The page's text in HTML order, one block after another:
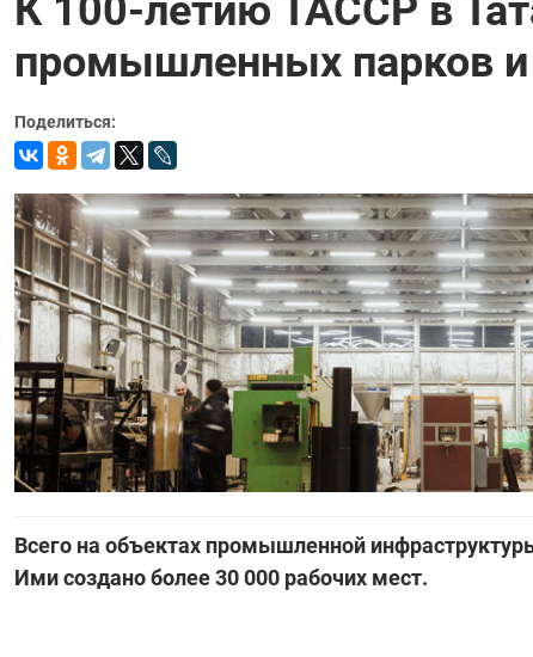
К 100-летию ТАССР в
промышленных парков
Поделиться:
Всего на объектах промышленной
Ими создано более 30 000 рабочих мест.